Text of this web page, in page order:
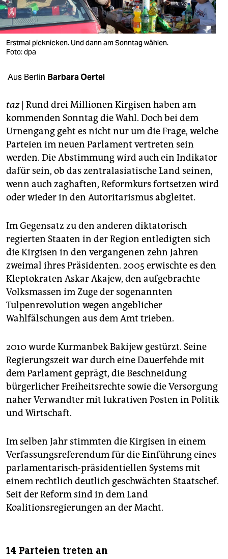
verlag
verlag
veranstaltungen
shop
unterstützen
abo
genossenschaft
epaper login
Erstmal picknicken. Und dann am Sonntag wählen.
Foto: dpa
Aus Berlin Barbara Oertel
taz| Rund drei Millionen Kirgisen haben am
kommenden Sonntag die Wahl. Doch bei dem
Urnengang geht es nicht nur um die Frage, welche
Parteien im neuen Parlament vertreten sein
werden. Die Abstimmung wird auch ein Indikator
dafür sein, ob das zentralasiatische Land seinen,
wenn auch zaghaften, Reformkurs fortsetzen wird
oder wieder in den Autoritarismus abgleitet.
Im Gegensatz zu den anderen diktatorisch
regierten Staaten in der Region entledigten sich
die Kirgisen in den vergangenen zehn Jahren
zweimal ihres Präsidenten. 2005 erwischte es den
Kleptokraten Askar Akajew, den aufgebrachte
Volksmassen im Zuge der sogenannten
Tulpenrevolution wegen angeblicher
Wahlfälschungen aus dem Amt trieben.
2010 wurde Kurmanbek Bakijew gestürzt. Seine
Regierungszeit war durch eine Dauerfehde mit
dem Parlament geprägt, die Beschneidung
bürgerlicher Freiheitsrechte sowie die Versorgung
naher Verwandter mit lukrativen Posten in Politik
und Wirtschaft.
Im selben Jahr stimmten die Kirgisen in einem
Verfassungsreferendum für die Einführung eines
parlamentarisch-präsidentiellen Systems mit
einem rechtlich deutlich geschwächten Staatschef.
Seit der Reform sind in dem Land
Koalitionsregierungen an der Macht.
14 Parteien treten an